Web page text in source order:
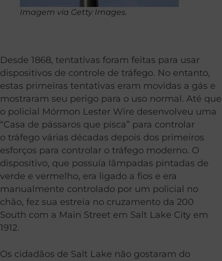
Imagem via Getty Images.
Desde 1868, tentativas foram feitas para usar
dispositivos de controle de tráfego. No entanto,
estas primeiras tentativas eram movidas a gás e
mostraram seu perigo para o uso normal. Até que
o policial Mórmon Lester Wire desenvolveu uma
“Casa de pássaros que pisca” para controlar
o tráfego várias décadas depois dos primeiros
esforços para controlar o tráfego moderno. O
dispositivo, que possuía lâmpadas pintadas de
verde e vermelho, era ligado a fios e era
manualmente controlado por um policial no
chão, fez sua estreia no cruzamento da 200
South com a Main Street em Salt Lake City em
1912.
Os cidadãos de Salt Lake não gostaram do